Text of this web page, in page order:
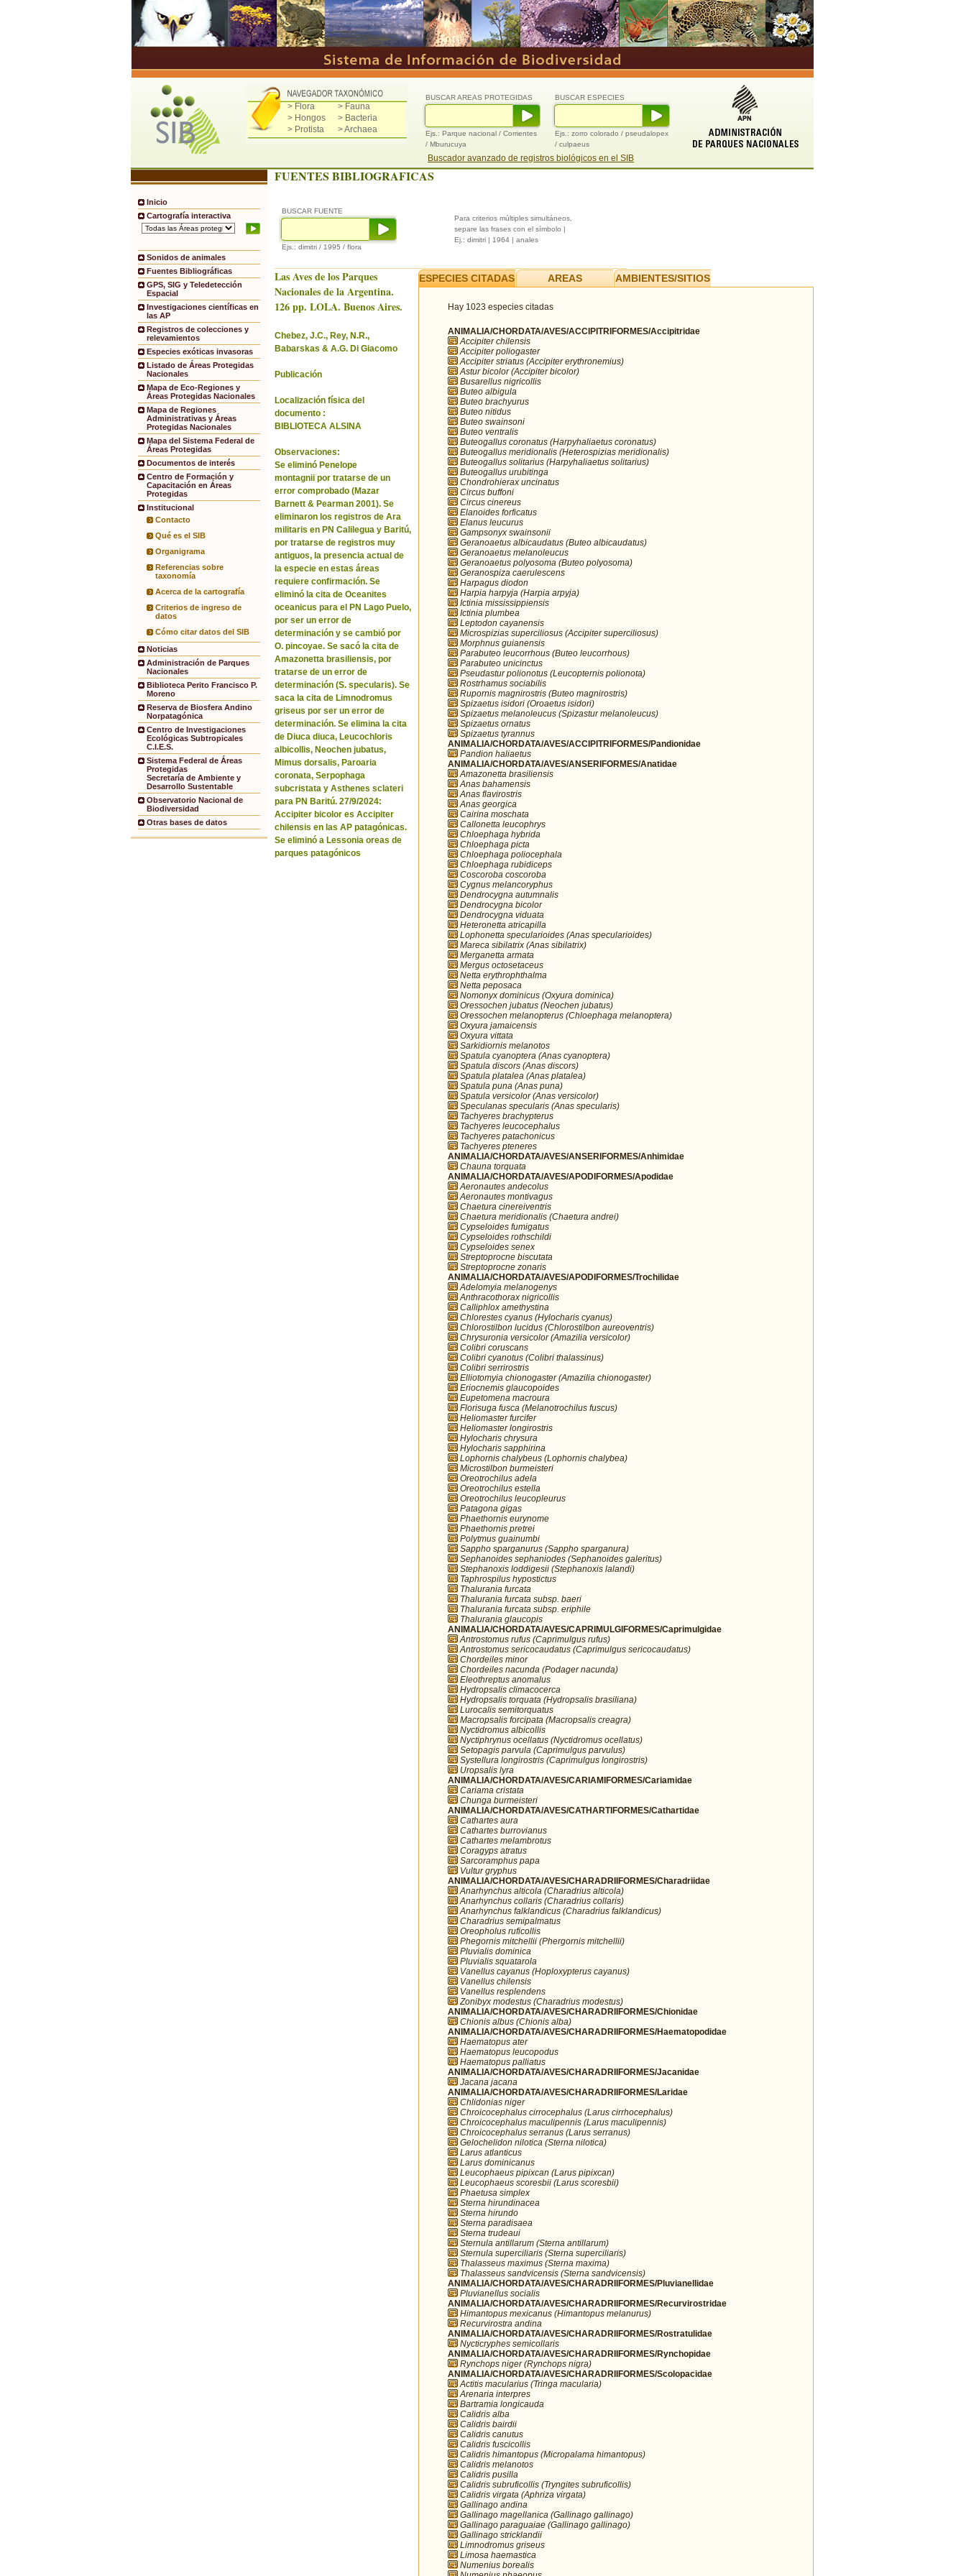
> Flora
> Fauna
> Hongos
> Bacteria
> Protista
> Archaea
BUSCAR ESPECIES
Ejs.: zorro colorado / pseudalopex
/ culpaeus
BUSCAR AREAS PROTEGIDAS
Ejs.: Parque nacional / Corrientes
/ Mburucuya
Buscador avanzado de registros biológicos en el SIB
Inicio
Cartografía interactiva
Sonidos de animales
Fuentes Bibliográficas
GPS, SIG y Teledetección
Espacial
Investigaciones científicas en
las AP
Registros de colecciones y
relevamientos
Especies exóticas invasoras
Listado de Áreas Protegidas
Nacionales
Mapa de Eco-Regiones y
Áreas Protegidas Nacionales
Mapa de Regiones
Administrativas y Áreas
Protegidas Nacionales
Mapa del Sistema Federal de
Áreas Protegidas
Documentos de interés
Centro de Formación y
Capacitación en Áreas
Protegidas
Institucional
Contacto
Qué es el SIB
Organigrama
Referencias sobre
taxonomía
Acerca de la cartografía
Criterios de ingreso de
datos
Cómo citar datos del SIB
Noticias
Administración de Parques
Nacionales
Biblioteca Perito Francisco P.
Moreno
Reserva de Biosfera Andino
Norpatagónica
Centro de Investigaciones
Ecológicas Subtropicales
C.I.E.S.
Sistema Federal de Áreas
Protegidas
Secretaría de Ambiente y
Desarrollo Sustentable
Observatorio Nacional de
Biodiversidad
Otras bases de datos
FUENTES BIBLIOGRAFICAS
BUSCAR FUENTE
Ejs.: dimitri / 1995 / flora
Para criterios múltiples simultáneos,
separe las frases con el símbolo |
Ej.: dimitri | 1964 | anales
Las Aves de los Parques
Nacionales de la Argentina.
126 pp. LOLA. Buenos Aires.
Chebez, J.C., Rey, N.R.,
Babarskas & A.G. Di Giacomo
Publicación
Localización física del
documento :
BIBLIOTECA ALSINA
Observaciones:
Se eliminó Penelope
montagnii por tratarse de un
error comprobado (Mazar
Barnett & Pearman 2001). Se
eliminaron los registros de Ara
militaris en PN Calilegua y Baritú,
por tratarse de registros muy
antiguos, la presencia actual de
la especie en estas áreas
requiere confirmación. Se
eliminó la cita de Oceanites
oceanicus para el PN Lago Puelo,
por ser un error de
determinación y se cambió por
O. pincoyae. Se sacó la cita de
Amazonetta brasiliensis, por
tratarse de un error de
determinación (S. specularis). Se
saca la cita de Limnodromus
griseus por ser un error de
determinación. Se elimina la cita
de Diuca diuca, Leucochloris
albicollis, Neochen jubatus,
Mimus dorsalis, Paroaria
coronata, Serpophaga
subcristata y Asthenes sclateri
para PN Baritú. 27/9/2024:
Accipiter bicolor es Accipiter
chilensis en las AP patagónicas.
Se eliminó a Lessonia oreas de
parques patagónicos
ESPECIES CITADAS AREAS AMBIENTES/SITIOS
Hay 1023 especies citadas
ANIMALIA/CHORDATA/AVES/ACCIPITRIFORMES/Accipitridae
Accipiter chilensis
Accipiter poliogaster
Accipiter striatus (Accipiter erythronemius)
Astur bicolor (Accipiter bicolor)
Busarellus nigricollis
Buteo albigula
Buteo brachyurus
Buteo nitidus
Buteo swainsoni
Buteo ventralis
Buteogallus coronatus (Harpyhaliaetus coronatus)
Buteogallus meridionalis (Heterospizias meridionalis)
Buteogallus solitarius (Harpyhaliaetus solitarius)
Buteogallus urubitinga
Chondrohierax uncinatus
Circus buffoni
Circus cinereus
Elanoides forficatus
Elanus leucurus
Gampsonyx swainsonii
Geranoaetus albicaudatus (Buteo albicaudatus)
Geranoaetus melanoleucus
Geranoaetus polyosoma (Buteo polyosoma)
Geranospiza caerulescens
Harpagus diodon
Harpia harpyja (Harpia arpyja)
Ictinia mississippiensis
Ictinia plumbea
Leptodon cayanensis
Microspizias superciliosus (Accipiter superciliosus)
Morphnus guianensis
Parabuteo leucorrhous (Buteo leucorrhous)
Parabuteo unicinctus
Pseudastur polionotus (Leucopternis polionota)
Rostrhamus sociabilis
Rupornis magnirostris (Buteo magnirostris)
Spizaetus isidori (Oroaetus isidori)
Spizaetus melanoleucus (Spizastur melanoleucus)
Spizaetus ornatus
Spizaetus tyrannus
ANIMALIA/CHORDATA/AVES/ACCIPITRIFORMES/Pandionidae
Pandion haliaetus
ANIMALIA/CHORDATA/AVES/ANSERIFORMES/Anatidae
Amazonetta brasiliensis
Anas bahamensis
Anas flavirostris
Anas georgica
Cairina moschata
Callonetta leucophrys
Chloephaga hybrida
Chloephaga picta
Chloephaga poliocephala
Chloephaga rubidiceps
Coscoroba coscoroba
Cygnus melancoryphus
Dendrocygna autumnalis
Dendrocygna bicolor
Dendrocygna viduata
Heteronetta atricapilla
Lophonetta specularioides (Anas specularioides)
Mareca sibilatrix (Anas sibilatrix)
Merganetta armata
Mergus octosetaceus
Netta erythrophthalma
Netta peposaca
Nomonyx dominicus (Oxyura dominica)
Oressochen jubatus (Neochen jubatus)
Oressochen melanopterus (Chloephaga melanoptera)
Oxyura jamaicensis
Oxyura vittata
Sarkidiornis melanotos
Spatula cyanoptera (Anas cyanoptera)
Spatula discors (Anas discors)
Spatula platalea (Anas platalea)
Spatula puna (Anas puna)
Spatula versicolor (Anas versicolor)
Speculanas specularis (Anas specularis)
Tachyeres brachypterus
Tachyeres leucocephalus
Tachyeres patachonicus
Tachyeres pteneres
ANIMALIA/CHORDATA/AVES/ANSERIFORMES/Anhimidae
Chauna torquata
ANIMALIA/CHORDATA/AVES/APODIFORMES/Apodidae
Aeronautes andecolus
Aeronautes montivagus
Chaetura cinereiventris
Chaetura meridionalis (Chaetura andrei)
Cypseloides fumigatus
Cypseloides rothschildi
Cypseloides senex
Streptoprocne biscutata
Streptoprocne zonaris
ANIMALIA/CHORDATA/AVES/APODIFORMES/Trochilidae
Adelomyia melanogenys
Anthracothorax nigricollis
Calliphlox amethystina
Chlorestes cyanus (Hylocharis cyanus)
Chlorostilbon lucidus (Chlorostilbon aureoventris)
Chrysuronia versicolor (Amazilia versicolor)
Colibri coruscans
Colibri cyanotus (Colibri thalassinus)
Colibri serrirostris
Elliotomyia chionogaster (Amazilia chionogaster)
Eriocnemis glaucopoides
Eupetomena macroura
Florisuga fusca (Melanotrochilus fuscus)
Heliomaster furcifer
Heliomaster longirostris
Hylocharis chrysura
Hylocharis sapphirina
Lophornis chalybeus (Lophornis chalybea)
Microstilbon burmeisteri
Oreotrochilus adela
Oreotrochilus estella
Oreotrochilus leucopleurus
Patagona gigas
Phaethornis eurynome
Phaethornis pretrei
Polytmus guainumbi
Sappho sparganurus (Sappho sparganura)
Sephanoides sephaniodes (Sephanoides galeritus)
Stephanoxis loddigesii (Stephanoxis lalandi)
Taphrospilus hypostictus
Thalurania furcata
Thalurania furcata subsp. baeri
Thalurania furcata subsp. eriphile
Thalurania glaucopis
ANIMALIA/CHORDATA/AVES/CAPRIMULGIFORMES/Caprimulgidae
Antrostomus rufus (Caprimulgus rufus)
Antrostomus sericocaudatus (Caprimulgus sericocaudatus)
Chordeiles minor
Chordeiles nacunda (Podager nacunda)
Eleothreptus anomalus
Hydropsalis climacocerca
Hydropsalis torquata (Hydropsalis brasiliana)
Lurocalis semitorquatus
Macropsalis forcipata (Macropsalis creagra)
Nyctidromus albicollis
Nyctiphrynus ocellatus (Nyctidromus ocellatus)
Setopagis parvula (Caprimulgus parvulus)
Systellura longirostris (Caprimulgus longirostris)
Uropsalis lyra
ANIMALIA/CHORDATA/AVES/CARIAMIFORMES/Cariamidae
Cariama cristata
Chunga burmeisteri
ANIMALIA/CHORDATA/AVES/CATHARTIFORMES/Cathartidae
Cathartes aura
Cathartes burrovianus
Cathartes melambrotus
Coragyps atratus
Sarcoramphus papa
Vultur gryphus
ANIMALIA/CHORDATA/AVES/CHARADRIIFORMES/Charadriidae
Anarhynchus alticola (Charadrius alticola)
Anarhynchus collaris (Charadrius collaris)
Anarhynchus falklandicus (Charadrius falklandicus)
Charadrius semipalmatus
Oreopholus ruficollis
Phegornis mitchellii (Phergornis mitchellii)
Pluvialis dominica
Pluvialis squatarola
Vanellus cayanus (Hoploxypterus cayanus)
Vanellus chilensis
Vanellus resplendens
Zonibyx modestus (Charadrius modestus)
ANIMALIA/CHORDATA/AVES/CHARADRIIFORMES/Chionidae
Chionis albus (Chionis alba)
ANIMALIA/CHORDATA/AVES/CHARADRIIFORMES/Haematopodidae
Haematopus ater
Haematopus leucopodus
Haematopus palliatus
ANIMALIA/CHORDATA/AVES/CHARADRIIFORMES/Jacanidae
Jacana jacana
ANIMALIA/CHORDATA/AVES/CHARADRIIFORMES/Laridae
Chlidonias niger
Chroicocephalus cirrocephalus (Larus cirrhocephalus)
Chroicocephalus maculipennis (Larus maculipennis)
Chroicocephalus serranus (Larus serranus)
Gelochelidon nilotica (Sterna nilotica)
Larus atlanticus
Larus dominicanus
Leucophaeus pipixcan (Larus pipixcan)
Leucophaeus scoresbii (Larus scoresbii)
Phaetusa simplex
Sterna hirundinacea
Sterna hirundo
Sterna paradisaea
Sterna trudeaui
Sternula antillarum (Sterna antillarum)
Sternula superciliaris (Sterna superciliaris)
Thalasseus maximus (Sterna maxima)
Thalasseus sandvicensis (Sterna sandvicensis)
ANIMALIA/CHORDATA/AVES/CHARADRIIFORMES/Pluvianellidae
Pluvianellus socialis
ANIMALIA/CHORDATA/AVES/CHARADRIIFORMES/Recurvirostridae
Himantopus mexicanus (Himantopus melanurus)
Recurvirostra andina
ANIMALIA/CHORDATA/AVES/CHARADRIIFORMES/Rostratulidae
Nycticryphes semicollaris
ANIMALIA/CHORDATA/AVES/CHARADRIIFORMES/Rynchopidae
Rynchops niger (Rynchops nigra)
ANIMALIA/CHORDATA/AVES/CHARADRIIFORMES/Scolopacidae
Actitis macularius (Tringa macularia)
Arenaria interpres
Bartramia longicauda
Calidris alba
Calidris bairdii
Calidris canutus
Calidris fuscicollis
Calidris himantopus (Micropalama himantopus)
Calidris melanotos
Calidris pusilla
Calidris subruficollis (Tryngites subruficollis)
Calidris virgata (Aphriza virgata)
Gallinago andina
Gallinago magellanica (Gallinago gallinago)
Gallinago paraguaiae (Gallinago gallinago)
Gallinago stricklandii
Limnodromus griseus
Limosa haemastica
Numenius borealis